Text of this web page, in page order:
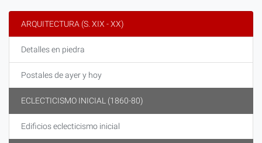
ARQUITECTURA (S. XIX - XX)
Detalles en piedra
Postales de ayer y hoy
ECLECTICISMO INICIAL (1860-80)
Edificios eclecticismo inicial